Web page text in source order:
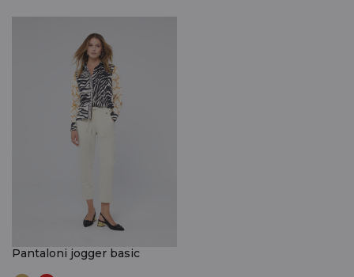
Pantaloni jogger basic